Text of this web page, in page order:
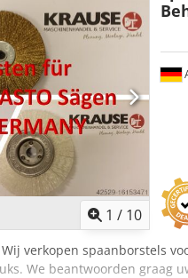
1 / 10
Wij verkopen spaanborstels
We beantwoorden graag